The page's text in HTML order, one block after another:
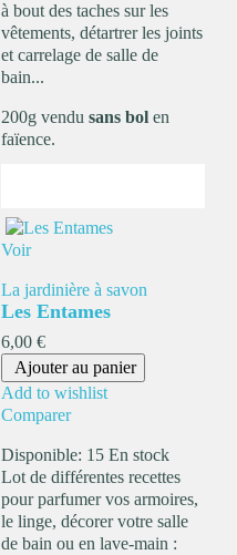
à bout des taches sur les
vêtements, détartrer les joints
et carrelage de salle de
bain...
200g vendu sans bol en
faïence.
Voir
La jardinière à savon
Les Entames
Prix
6,00 €
Ajouter au panier
Add to wishlist
Comparer
Disponible: 15 En stock
Lot de différentes recettes
pour parfumer vos armoires,
le linge, décorer votre salle
de bain ou en lave-main :